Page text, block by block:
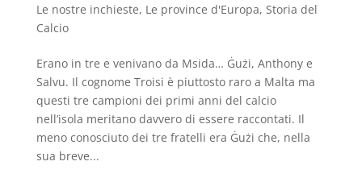
Le nostre inchieste, Le province d'Europa, Storia del
Calcio
Erano in tre e venivano da Msida… Ġużi, Anthony e
Salvu. Il cognome Troisi è piuttosto raro a Malta ma
questi tre campioni dei primi anni del calcio
nell’isola meritano davvero di essere raccontati. Il
meno conosciuto dei tre fratelli era Ġużi che, nella
sua breve...